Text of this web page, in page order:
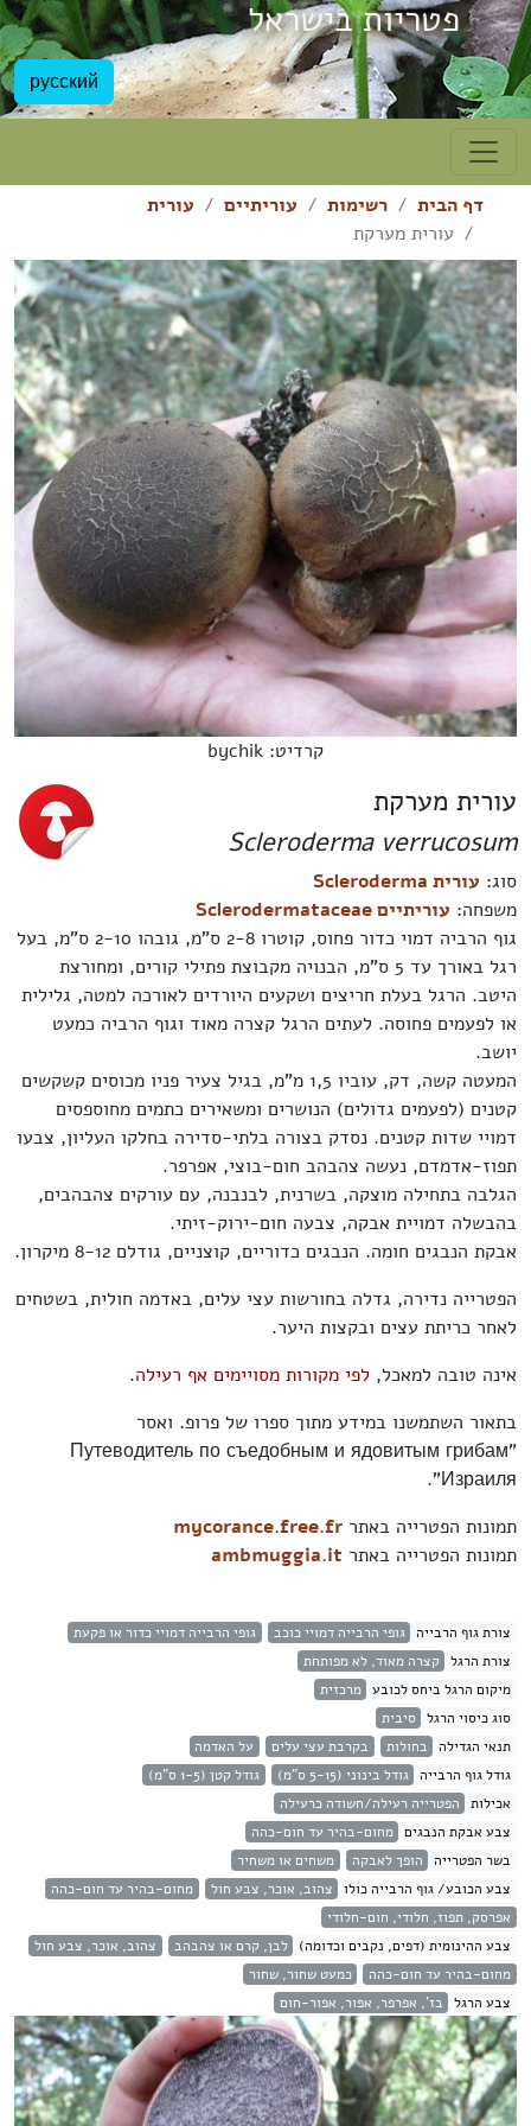
פטריות בישראל
русский
דף הבית רשימות עוריתיים
עורית
עורית מערקת
קרדיט: bychik
עורית מערקת
Scleroderma verrucosum
סוג:עורית Scleroderma
משפחה:עוריתיים Sclerodermataceae
גוף הרביה דמוי כדור פחוס, קוטרו 2-8 ס"מ, גובהו 2-10 ס"מ, בעל
רגל באורך עד 5 ס"מ, הבנויה מקבוצת פתילי קורים, ומחורצת
היטב. הרגל בעלת חריצים ושקעים היורדים לאורכה למטה, גלילית
או לפעמים פחוסה. לעתים הרגל קצרה מאוד וגוף הרביה כמעט
יושב.
המעטה קשה, דק, עוביו 1,5 מ"מ, בגיל צעיר פניו מכוסים קשקשים
קטנים (לפעמים גדולים) הנושרים ומשאירים כתמים מחוספסים
דמויי שדות קטנים. נסדק בצורה בלתי-סדירה בחלקו העליון, צבעו
תפוז-אדמדם, נעשה צהבהב חום-בוצי, אפרפר.
הגלבה בתחילה מוצקה, בשרנית, לבנבנה, עם עורקים צהבהבים,
בהבשלה דמויית אבקה, צבעה חום-ירוק-זיתי.
אבקת הנבגים חומה. הנבגים כדוריים, קוצניים, גודלם 8-12 מיקרון.
הפטרייה נדירה, גדלה בחורשות עצי עלים, באדמה חולית, בשטחים
לאחר כריתת עצים ובקצות היער.
אינה טובה למאכל,לפי מקורות מסויימים אף רעילה.
בתאור השתמשנו במידע מתוך ספרו של פרופ. ואסר
"Путеводитель по съедобным и ядовитым грибам
Израиля".
תמונות הפטרייה באתרmycorance.free.fr
תמונות הפטרייה באתרambmuggia.it
צורת גוף הרבייה גופי הרבייה דמויי כוכב
גופי הרבייה דמויי כדור או פקעת
צורת הרגל קצרה מאוד, לא מפותחת
מיקום הרגל ביחס לכובע מרכזית
סוג כיסוי הרגל סיבית
תנאי הגדילה בחולות בקרבת עצי עלים
על האדמה
גודל גוף הרבייה גודל בינוני (5-15 ס"מ)
גודל קטן (1-5 ס"מ)
אכילות הפטרייה רעילה/חשודה כרעילה
צבע אבקת הנבגים מחום-בהיר עד חום-כהה
בשר הפטרייה הופך לאבקה
משחים או משחיר
צבע הכובע/ גוף הרבייה כולו צהוב, אוכר, צבע חול
מחום-בהיר עד חום-כהה
אפרסק, תפוז, חלודי, חום-חלודי
צבע ההינומית (דפים, נקבים וכדומה) לבן, קרם או צהבהב
צהוב, אוכר, צבע חול
מחום-בהיר עד חום-כהה
כמעט שחור, שחור
צבע הרגל בז', אפרפר, אפור, אפור-חום